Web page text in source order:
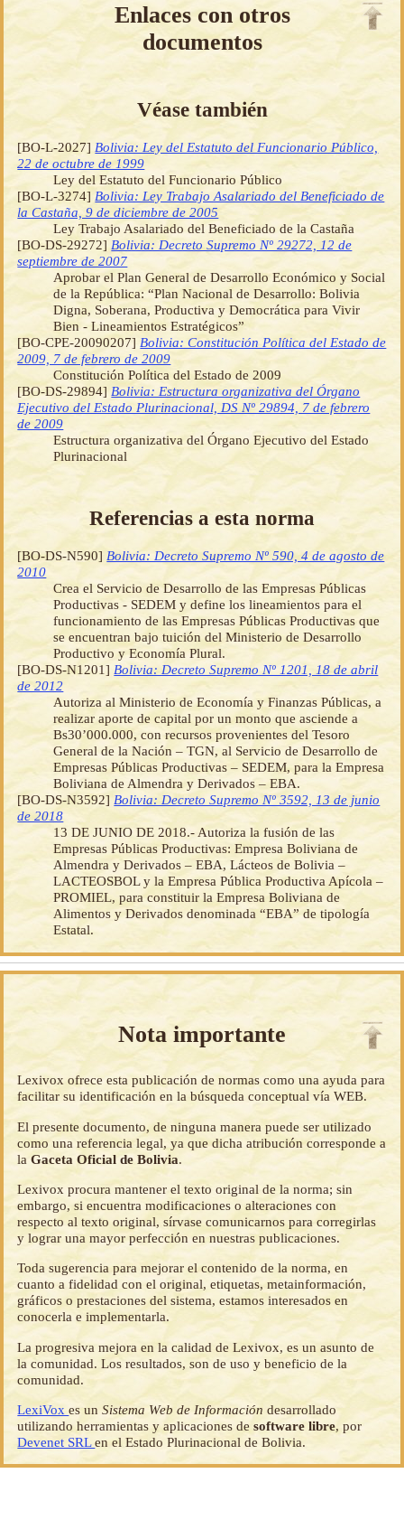
Enlaces con otros
documentos
Véase también
[BO-L-2027] Bolivia: Ley del Estatuto del Funcionario Público,
22 de octubre de 1999
Ley del Estatuto del Funcionario Público
[BO-L-3274] Bolivia: Ley Trabajo Asalariado del Beneficiado de
la Castaña, 9 de diciembre de 2005
Ley Trabajo Asalariado del Beneficiado de la Castaña
[BO-DS-29272] Bolivia: Decreto Supremo Nº 29272, 12 de
septiembre de 2007
Aprobar el Plan General de Desarrollo Económico y Social
de la República: “Plan Nacional de Desarrollo: Bolivia
Digna, Soberana, Productiva y Democrática para Vivir
Bien - Lineamientos Estratégicos”
[BO-CPE-20090207] Bolivia: Constitución Política del Estado de
2009, 7 de febrero de 2009
Constitución Política del Estado de 2009
[BO-DS-29894] Bolivia: Estructura organizativa del Órgano
Ejecutivo del Estado Plurinacional, DS Nº 29894, 7 de febrero
de 2009
Estructura organizativa del Órgano Ejecutivo del Estado
Plurinacional
Referencias a esta norma
[BO-DS-N590] Bolivia: Decreto Supremo Nº 590, 4 de agosto de
2010
Crea el Servicio de Desarrollo de las Empresas Públicas
Productivas - SEDEM y define los lineamientos para el
funcionamiento de las Empresas Públicas Productivas que
se encuentran bajo tuición del Ministerio de Desarrollo
Productivo y Economía Plural.
[BO-DS-N1201] Bolivia: Decreto Supremo Nº 1201, 18 de abril
de 2012
Autoriza al Ministerio de Economía y Finanzas Públicas, a
realizar aporte de capital por un monto que asciende a
Bs30’000.000, con recursos provenientes del Tesoro
General de la Nación – TGN, al Servicio de Desarrollo de
Empresas Públicas Productivas – SEDEM, para la Empresa
Boliviana de Almendra y Derivados – EBA.
[BO-DS-N3592] Bolivia: Decreto Supremo Nº 3592, 13 de junio
de 2018
13 DE JUNIO DE 2018.- Autoriza la fusión de las
Empresas Públicas Productivas: Empresa Boliviana de
Almendra y Derivados – EBA, Lácteos de Bolivia –
LACTEOSBOL y la Empresa Pública Productiva Apícola –
PROMIEL, para constituir la Empresa Boliviana de
Alimentos y Derivados denominada “EBA” de tipología
Estatal.
Nota importante
Lexivox ofrece esta publicación de normas como una ayuda para
facilitar su identificación en la búsqueda conceptual vía WEB.
El presente documento, de ninguna manera puede ser utilizado
como una referencia legal, ya que dicha atribución corresponde a
laGaceta Oficial de Bolivia.
Lexivox procura mantener el texto original de la norma; sin
embargo, si encuentra modificaciones o alteraciones con
respecto al texto original, sírvase comunicarnos para corregirlas
y lograr una mayor perfección en nuestras publicaciones.
Toda sugerencia para mejorar el contenido de la norma, en
cuanto a fidelidad con el original, etiquetas, metainformación,
gráficos o prestaciones del sistema, estamos interesados en
conocerla e implementarla.
La progresiva mejora en la calidad de Lexivox, es un asunto de
la comunidad. Los resultados, son de uso y beneficio de la
comunidad.
LexiVoxes unSistema Web de Información desarrollado
utilizando herramientas y aplicaciones desoftware libre, por
Devenet SRLen el Estado Plurinacional de Bolivia.